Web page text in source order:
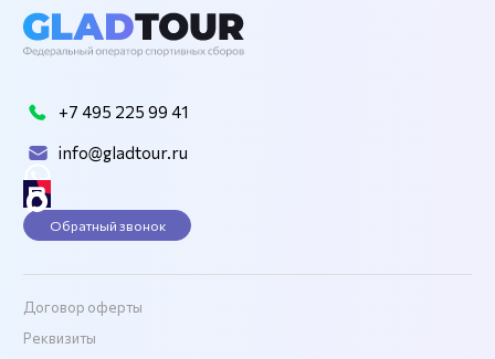
+7 495 225 99 41
info@gladtour.ru
Обратный звонок
Договор оферты
Реквизиты